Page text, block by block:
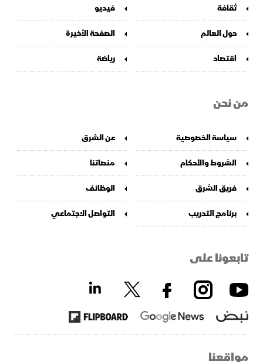
ثقافة
فيديو
حول العالم
الصفحة الأخيرة
اقتصاد
رياضة
من نحن
سياسة الخصوصية
عن الشرق
الشروط والأحكام
منصاتنا
فريق الشرق
الوظائف
برنامج التدريب
التواصل الاجتماعي
تابعونا على
مواقعنا